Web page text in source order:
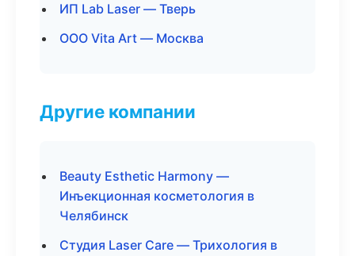
ИП Lab Laser — Тверь
ООО Vita Art — Москва
Другие компании
Beauty Esthetic Harmony —
Инъекционная косметология в
Челябинск
Студия Laser Care — Трихология в